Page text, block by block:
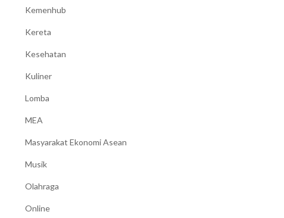
Kemenhub
Kereta
Kesehatan
Kuliner
Lomba
MEA
Masyarakat Ekonomi Asean
Musik
Olahraga
Online